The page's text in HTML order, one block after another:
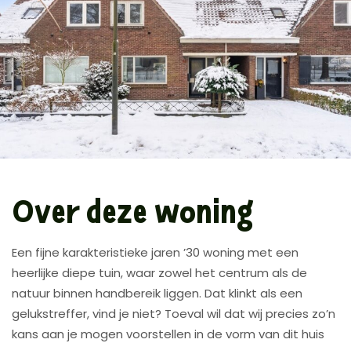
Over deze woning
Een fijne karakteristieke jaren ’30 woning met een
heerlijke diepe tuin, waar zowel het centrum als de
natuur binnen handbereik liggen. Dat klinkt als een
gelukstreffer, vind je niet? Toeval wil dat wij precies zo’n
kans aan je mogen voorstellen in de vorm van dit huis